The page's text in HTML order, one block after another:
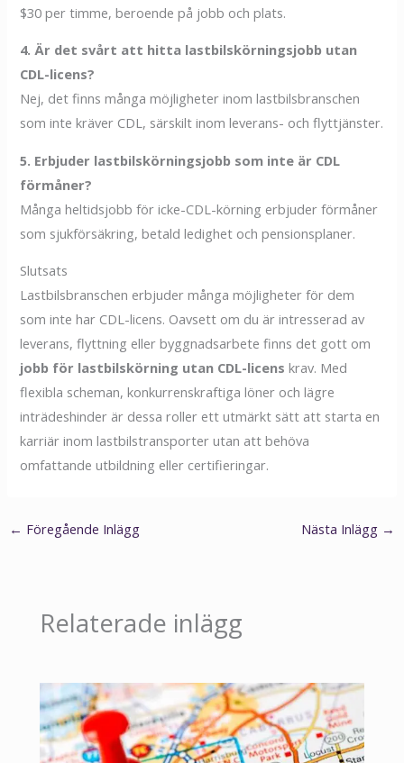
$30 per timme, beroende på jobb och plats.
4. Är det svårt att hitta lastbilskörningsjobb utan
CDL-licens?
Nej, det finns många möjligheter inom lastbilsbranschen
som inte kräver CDL, särskilt inom leverans- och flyttjänster.
5. Erbjuder lastbilskörningsjobb som inte är CDL
förmåner?
Många heltidsjobb för icke-CDL-körning erbjuder förmåner
som sjukförsäkring, betald ledighet och pensionsplaner.
Slutsats
Lastbilsbranschen erbjuder många möjligheter för dem
som inte har CDL-licens. Oavsett om du är intresserad av
leverans, flyttning eller byggnadsarbete finns det gott om
jobb för lastbilskörning utan CDL-licens krav. Med
flexibla scheman, konkurrenskraftiga löner och lägre
inträdeshinder är dessa roller ett utmärkt sätt att starta en
karriär inom lastbilstransporter utan att behöva
omfattande utbildning eller certifieringar.
← Föregående Inlägg Nästa Inlägg →
Relaterade inlägg